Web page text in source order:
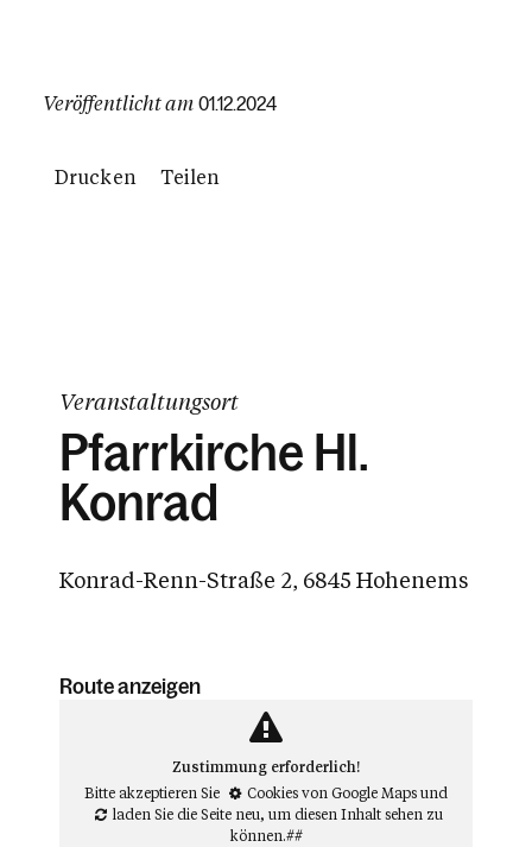
Veröffentlicht am 01.12.2024
Drucken Teilen
Veranstaltungsort
Pfarrkirche Hl.
Konrad
Konrad-Renn-Straße 2, 6845 Hohenems
Route anzeigen
Zustimmung erforderlich!
Bitte akzeptieren Sie
Cookies von Google Mapsund
laden Sie die Seite neu, um diesen Inhalt sehen zu
können.##